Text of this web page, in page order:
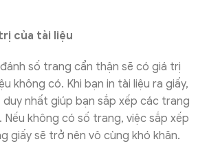
của tài liệu
số trang cẩn thận sẽ có giá trị
không có. Khi bạn in tài liệu ra giấy,
nhất giúp bạn sắp xếp các trang
không có số trang, việc sắp xếp
giấy sẽ trở nên vô cùng khó khăn.